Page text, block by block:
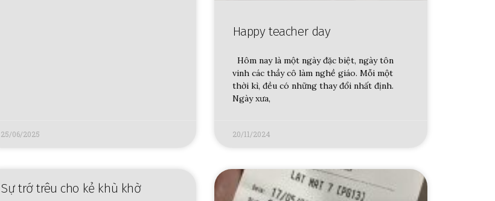
25/06/2025
Happy teacher day
Hôm nay là một ngày đặc biệt, ngày tôn
vinh các thầy cô làm nghề giáo. Mỗi một
thời kì, đều có những thay đổi nhất định.
Ngày xưa,
20/11/2024
Sự trớ trêu cho kẻ khù khờ